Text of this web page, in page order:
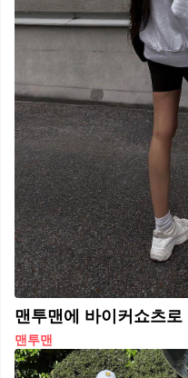
맨투맨에 바이커쇼츠로
맨투맨